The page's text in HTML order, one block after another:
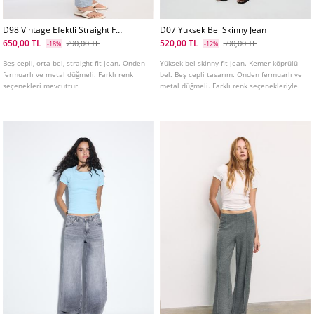
D98 Vintage Efektli Straight Fit
Jean L01499499
650,00 TL -18% 790,00 TL
Beş cepli, orta bel, straight fit jean. Önden
fermuarlı ve metal düğmeli. Farklı renk
seçenekleri mevcuttur.
D07 Yuksek Bel Skinny Jean
520,00 TL
-12% 590,00 TL
Yüksek bel skinny fit jean. Kemer köprülü
bel. Beş cepli tasarım. Önden fermuarlı ve
metal düğmeli. Farklı renk seçenekleriyle.